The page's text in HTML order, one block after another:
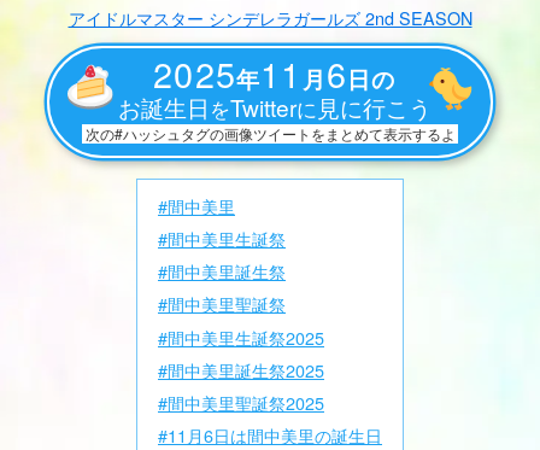
アイドルマスター シンデレラガールズ 2nd SEASON
2025年11 月6日の
お誕生日 をTwitterに 見に行こう
次の#ハッシュタグの画像ツイートをまとめて表示するよ
#間中美里
#間中美里生誕祭
#間中美里誕生祭
#間中美里聖誕祭
#間中美里生誕祭2025
#間中美里誕生祭2025
#間中美里聖誕祭2025
#11月6日は間中美里の誕生日